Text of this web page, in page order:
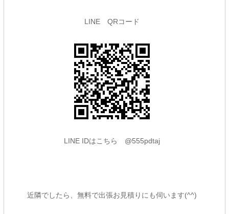
LINE QRコード
LINE IDはこちら @555pdtaj
近隣でしたら、無料で出張お見積りにも伺います(^^)